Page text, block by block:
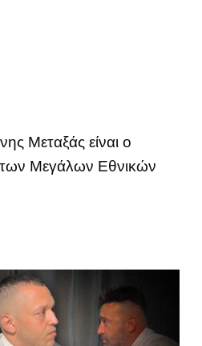
Μεταξάς είναι ο
των Μεγάλων Εθνικών